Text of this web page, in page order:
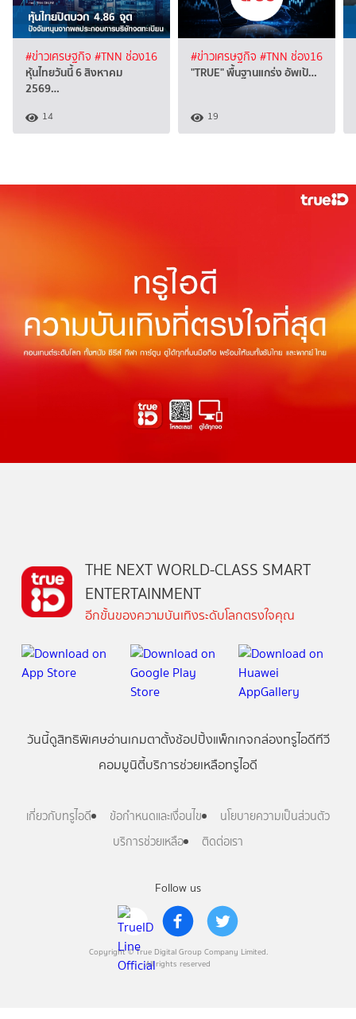
#ข่าวเศรษฐกิจ #TNN ช่อง16
หุ้นไทยวันนี้ 6 สิงหาคม
2569…
14
#ข่าวเศรษฐกิจ #TNN ช่อง16
"TRUE" พื้นฐานแกร่ง อัพเป้…
19
Follow us
Copyright © True Digital Group Company Limited.
All rights reserved
THE NEXT WORLD-CLASS SMART
ENTERTAINMENT
อีกขั้นของความบันเทิงระดับโลกตรงใจคุณ
วันนี้ดูสิทธิพิเศษอ่านเกมตาตั้งช้อปปิ้งแพ็กเกจกล่องทรูไอดีทีวี
คอมมูนิตี้บริการช่วยเหลือทรูไอดี
เกี่ยวกับทรูไอดี ข้อกำหนดและเงื่อนไข
นโยบายความเป็นส่วนตัว
บริการช่วยเหลือ
ติดต่อเรา